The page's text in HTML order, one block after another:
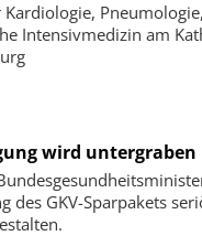
Pneumologie,
Intensivmedizin am
wird untergraben
des GKV-Sparpakets